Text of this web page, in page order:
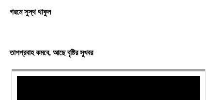
গরমে সুস্থ থাকুন
তাপপ্রবাহ কমবে, আছে বৃষ্টির সুখবর